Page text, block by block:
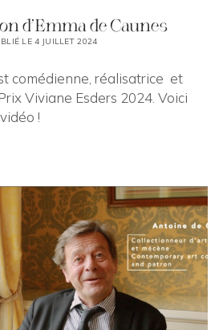
d’Emma de Caunes
LE 4 JUILLET 2024
comédienne, réalisatrice et
Viviane Esders 2024. Voici
!